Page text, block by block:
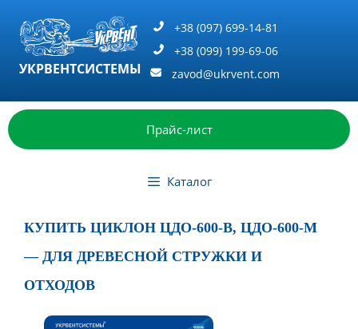
содержимому
УКРВЕНТСИСТЕМЫ
+38 (097) 699-14-81
+38 (099) 199-69-06
zavod@ukrvent.com
Прайс-лист
Каталог
КУПИТЬ ЦИКЛОН ЦДО-600-В, ЦДО-600-М
— ДЛЯ ДРЕВЕСНОЙ СТРУЖКИ И
ОТХОДОВ